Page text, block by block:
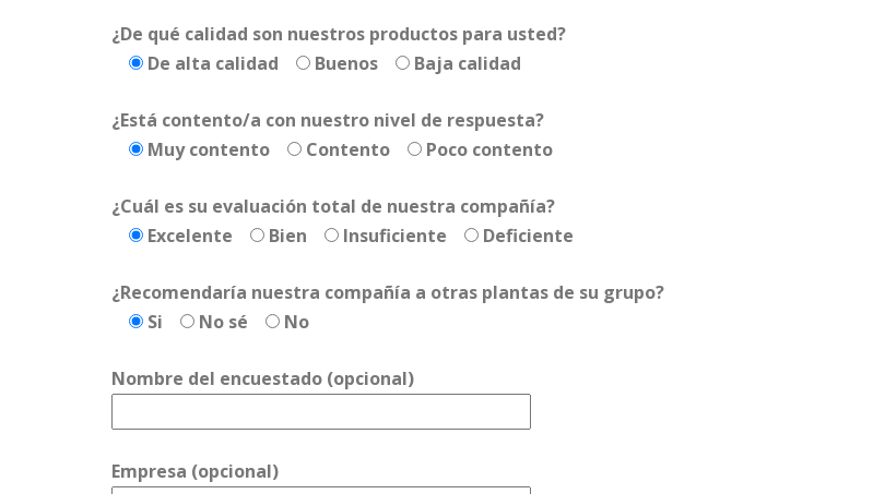
¿De qué calidad son nuestros productos para usted?
De alta calidad
Buenos Baja calidad
¿Está contento/a con nuestro nivel de respuesta?
Muy contento
Contento Poco contento
¿Cuál es su evaluación total de nuestra compañía?
Excelente
Bien Insuficiente Deficiente
¿Recomendaría nuestra compañía a otras plantas de su grupo?
Si
No sé No
Nombre del encuestado (opcional)
Empresa (opcional)